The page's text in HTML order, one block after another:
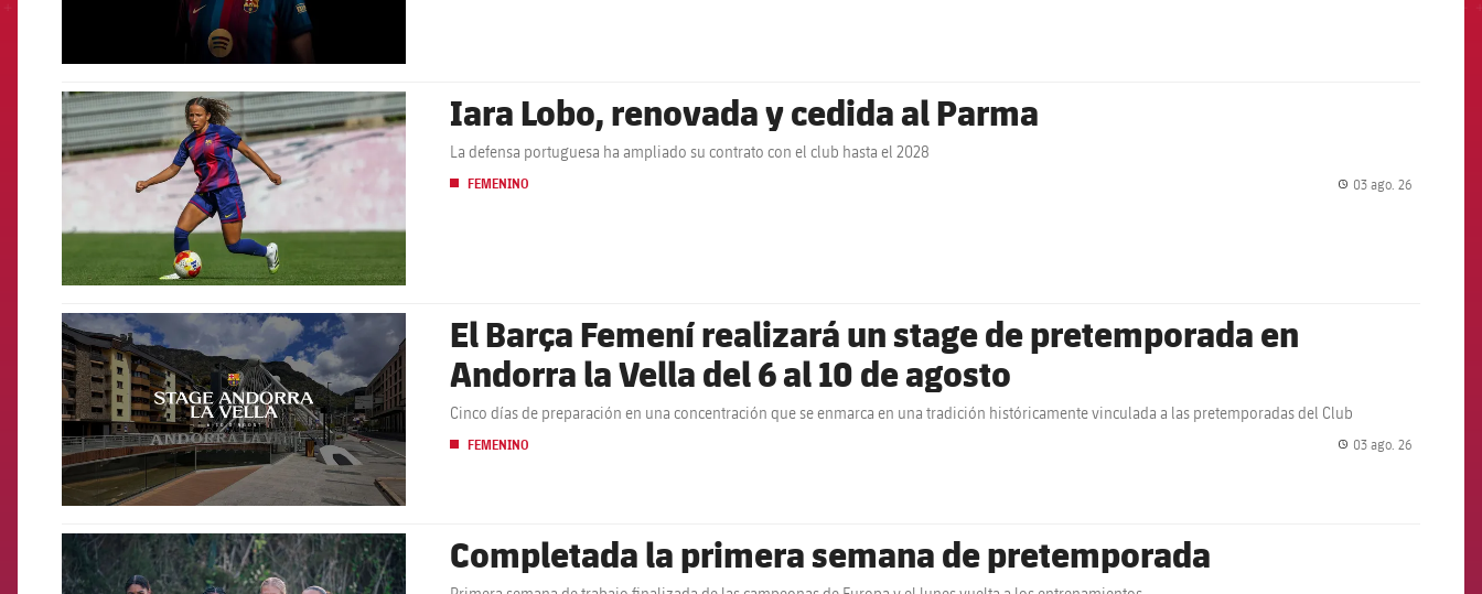
FCB Barcelona badge Iara Lobo, renovada y cedida al Parma
La defensa portuguesa ha ampliado su contrato con el club hasta el 2028
FEMENINO 03 ago. 26
FCB Barcelona badge
El Barça Femení realizará un stage de pretemporada en
Andorra la Vella del 6 al 10 de agosto
Cinco días de preparación en una concentración que se enmarca en una tradición históricamente vinculada a las pretemporadas del Club
FEMENINO 03 ago. 26
FCB Barcelona badge Completada la primera semana de pretemporada